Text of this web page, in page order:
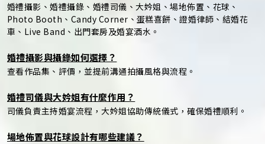
婚禮攝影、婚禮攝錄、婚禮司儀、大妗姐、場地佈置、花球、
Photo Booth、Candy Corner、蛋糕喜餅、證婚律師、結婚花
車、Live Band、出門套房及婚宴酒水。
婚禮攝影與攝錄如何選擇？
查看作品集、評價，並提前溝通拍攝風格與流程。
婚禮司儀與大妗姐有什麼作用？
司儀負責主持婚宴流程，大妗姐協助傳統儀式，確保婚禮順利。
場地佈置與花球設計有哪些建議？